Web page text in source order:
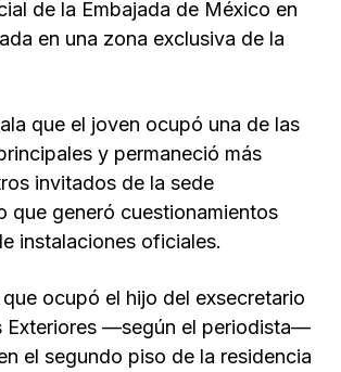
de la Embajada de México en
en una zona exclusiva de la
que el joven ocupó una de las
y permaneció más
invitados de la sede
que generó cuestionamientos
instalaciones oficiales.
ocupó el hijo del exsecretario
Exteriores —según el periodista—
el segundo piso de la residencia